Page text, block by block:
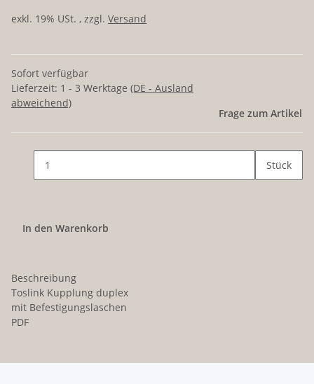
exkl. 19% USt. , zzgl. Versand
Sofort verfügbar
Lieferzeit: 1 - 3 Werktage (DE - Ausland
abweichend)
Frage zum Artikel
Stück
In den Warenkorb
Beschreibung
Toslink Kupplung duplex
mit Befestigungslaschen
PDF